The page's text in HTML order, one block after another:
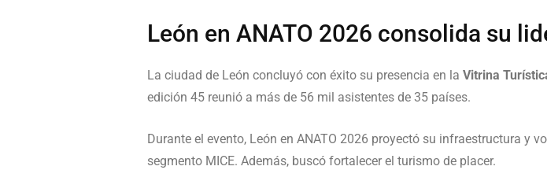
León en ANATO 2026 consolida su
La ciudad de León concluyó con éxito su presencia en la Vitrina
edición 45 reunió a más de 56 mil asistentes de 35 países.
Durante el evento, León en ANATO 2026 proyectó su infraestructura y
segmento MICE. Además, buscó fortalecer el turismo de placer.